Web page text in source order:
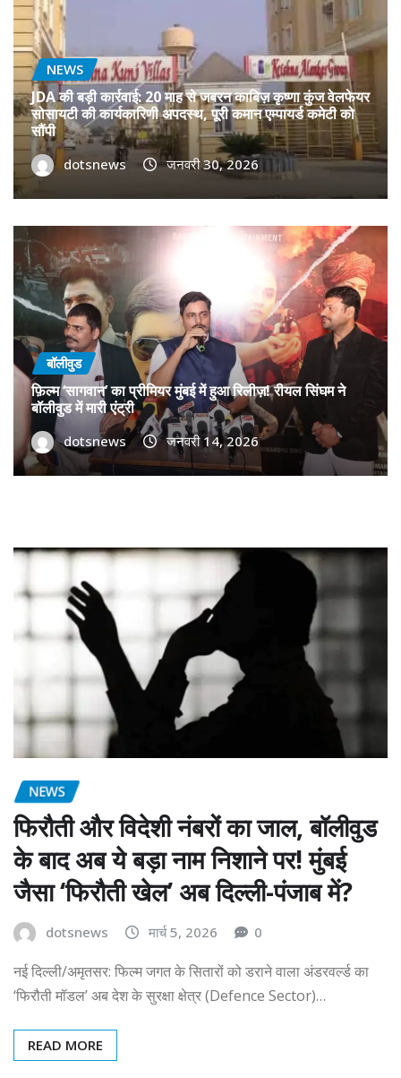
NEWS
JDA की बड़ी कार्रवाई: 20 माह से जबरन काबिज़ कृष्णा कुंज वेलफेयर
सोसायटी की कार्यकारिणी अपदस्थ, पूरी कमान एम्पायर्ड कमेटी को
सौंपी
dotsnews जनवरी 30, 2026
बॉलीवुड
फ़िल्म ‘सागवान’ का प्रीमियर मुंबई में हुआ रिलीज़! रीयल सिंघम ने
बॉलीवुड में मारी एंट्री
dotsnews जनवरी 14, 2026
NEWS
फिरौती और विदेशी नंबरों का जाल, बॉलीवुड
के बाद अब ये बड़ा नाम निशाने पर! मुंबई
जैसा ‘फिरौती खेल’ अब दिल्ली-पंजाब में?
dotsnews मार्च 5, 2026 0
नई दिल्ली/अमृतसर: फिल्म जगत के सितारों को डराने वाला अंडरवर्ल्ड का
‘फिरौती मॉडल’ अब देश के सुरक्षा क्षेत्र (Defence Sector)…
READ MORE